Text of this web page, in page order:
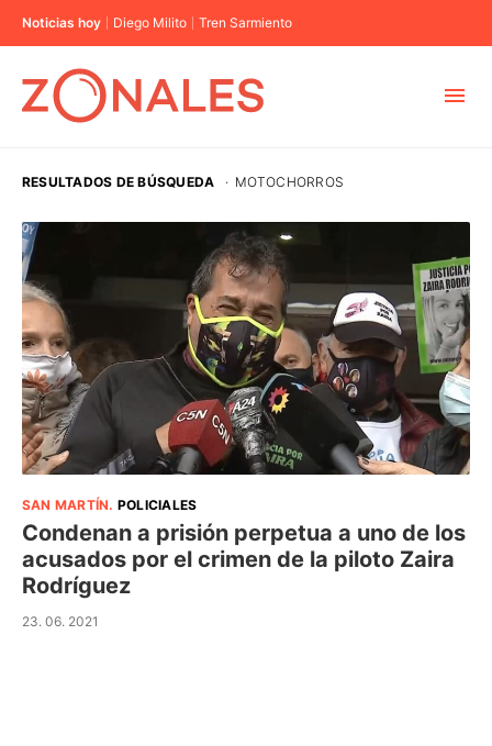
Noticias hoy Diego Milito Tren Sarmiento
CABA
BUENOS AIRES
PROVINCIAS
ELECCIONES 2023
RESULTADOS DE BÚSQUEDA · MOTOCHORROS
SAN MARTÍN. POLICIALES
Condenan a prisión perpetua a uno de los
acusados por el crimen de la piloto Zaira
Rodríguez
23. 06. 2021